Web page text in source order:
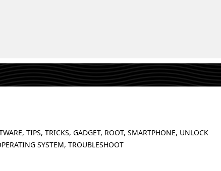
TIPS, TRICKS, GADGET, ROOT, SMARTPHONE, UNLOCK
SYSTEM, TROUBLESHOOT